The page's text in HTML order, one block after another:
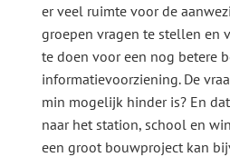
er veel ruimte voor de
groepen vragen te stellen en
te doen voor een nog betere
informatievoorziening. De
min mogelijk hinder is? En
naar het station, school en
een groot bouwproject kan